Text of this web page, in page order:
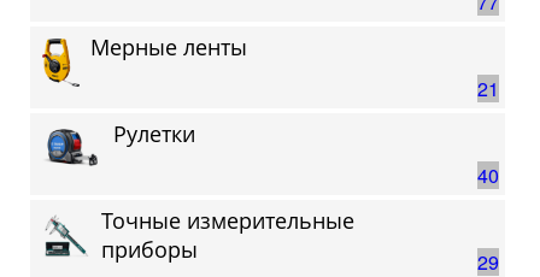
21
Мерные ленты
40
Рулетки
29
Точные измерительные
приборы